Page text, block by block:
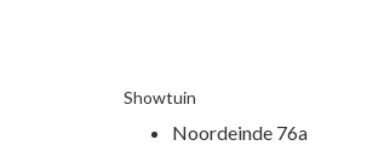
Showtuin
Noordeinde 76a